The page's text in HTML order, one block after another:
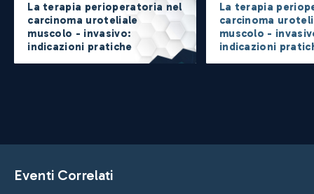
La terapia perioperatoria nel
carcinoma uroteliale
muscolo - invasivo:
indicazioni pratiche
La terapia
carcinoma
muscolo -
indicazioni
Eventi Correlati